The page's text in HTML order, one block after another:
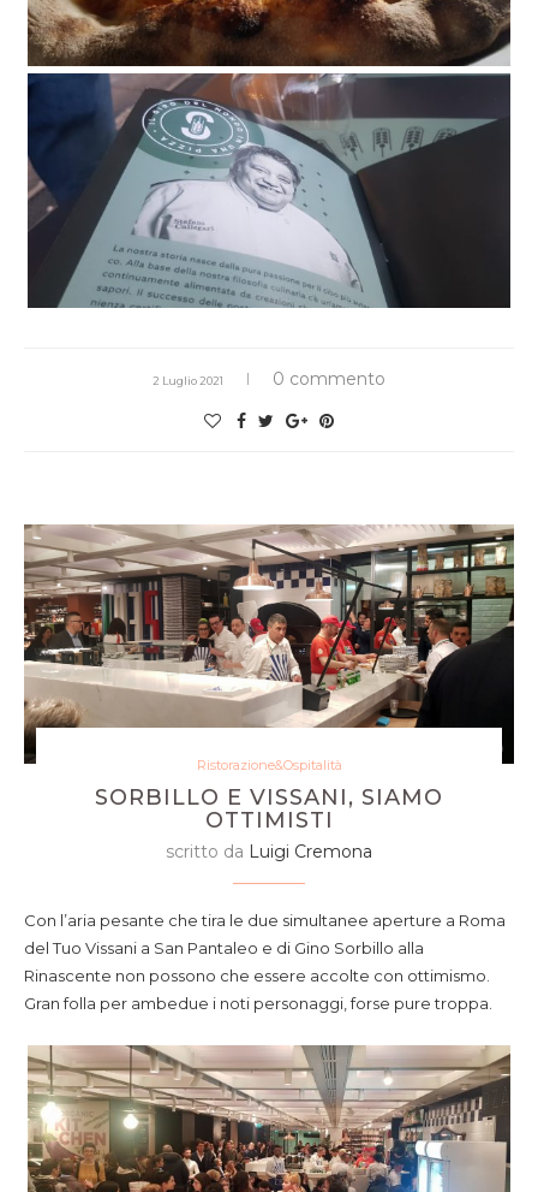
2 Luglio 2021 0 commento
Ristorazione&Ospitalità
SORBILLO E VISSANI, SIAMO
OTTIMISTI
scritto da Luigi Cremona
Con l’aria pesante che tira le due simultanee aperture a Roma
del Tuo Vissani a San Pantaleo e di Gino Sorbillo alla
Rinascente non possono che essere accolte con ottimismo.
Gran folla per ambedue i noti personaggi, forse pure troppa.